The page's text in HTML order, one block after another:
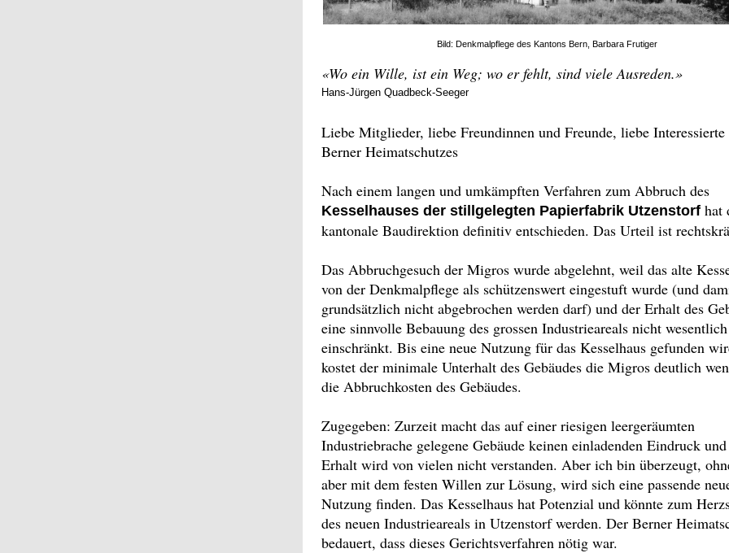
Bild: Denkmalpflege des Kantons Bern, Barbara Frutiger
«Wo ein Wille, ist ein Weg; wo er fehlt, sind viele Ausreden.»
Hans-Jürgen Quadbeck-Seeger
Liebe Mitglieder, liebe Freundinnen und Freunde, liebe Interessierte
Berner Heimatschutzes
Nach einem langen und umkämpften Verfahren zum Abbruch des
Kesselhauses der stillgelegten Papierfabrik Utzenstorf hat
kantonale Baudirektion definitiv entschieden. Das Urteil ist
Das Abbruchgesuch der Migros wurde abgelehnt, weil das alte
von der Denkmalpflege als schützenswert eingestuft wurde (und
grundsätzlich nicht abgebrochen werden darf) und der Erhalt des
eine sinnvolle Bebauung des grossen Industrieareals nicht wesentlich
einschränkt. Bis eine neue Nutzung für das Kesselhaus gefunden
kostet der minimale Unterhalt des Gebäudes die Migros deutlich
die Abbruchkosten des Gebäudes.
Zugegeben: Zurzeit macht das auf einer riesigen leergeräumten
Industriebrache gelegene Gebäude keinen einladenden Eindruck und
Erhalt wird von vielen nicht verstanden. Aber ich bin überzeugt,
aber mit dem festen Willen zur Lösung, wird sich eine passende
Nutzung finden. Das Kesselhaus hat Potenzial und könnte zum
des neuen Industrieareals in Utzenstorf werden. Der Berner
bedauert, dass dieses Gerichtsverfahren nötig war.